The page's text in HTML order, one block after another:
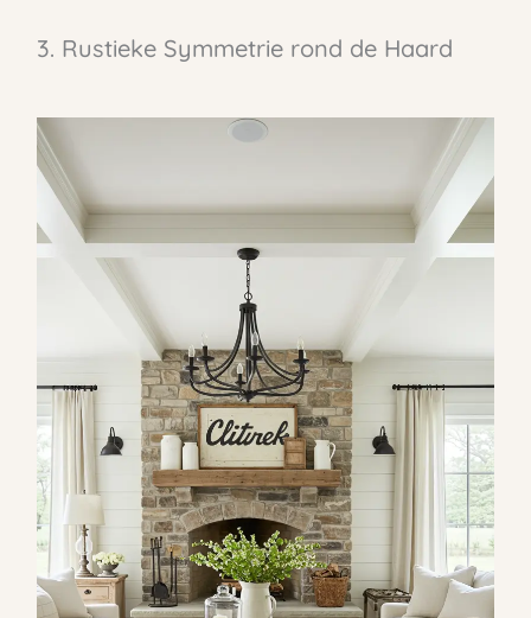
3. Rustieke Symmetrie rond de Haard